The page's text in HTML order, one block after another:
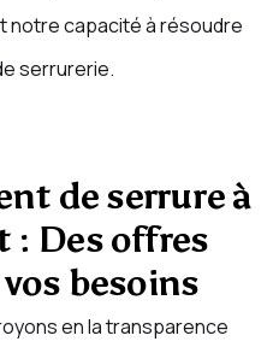
notre capacité à résoudre
serrurerie.
de serrure à
: Des offres
besoins
en la transparence